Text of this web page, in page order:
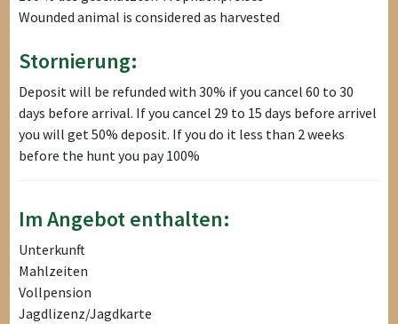
Wounded animal is considered as harvested
Stornierung:
Deposit will be refunded with 30% if you cancel 60 to 30
days before arrival. If you cancel 29 to 15 days before arrivel
you will get 50% deposit. If you do it less than 2 weeks
before the hunt you pay 100%
Im Angebot enthalten:
Unterkunft
Mahlzeiten
Vollpension
Jagdlizenz/Jagdkarte